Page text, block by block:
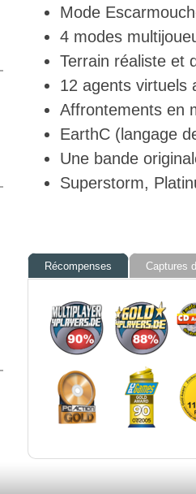
Mode
4 modes
Terrain réaliste et
12 agents virtuels
Affrontements en
EarthC (langage
Une bande
Superstorm,
Récompenses Captures